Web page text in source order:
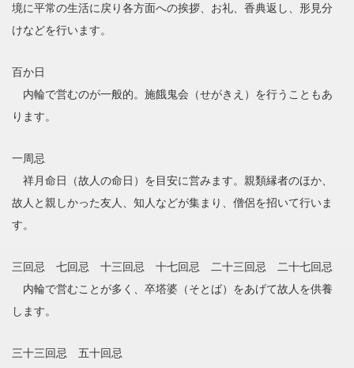
境に平常の生活に戻り各方面への挨拶、お礼、香典返し、形見分
けなどを行います。
百か日
内輪で営むのが一般的。施餓鬼会（せがきえ）を行うこともあ
ります。
一周忌
祥月命日（故人の命日）を目安に営みます。親類縁者のほか、
故人と親しかった友人、知人などが集まり、僧侶を招いて行いま
す。
三回忌 七回忌 十三回忌 十七回忌 二十三回忌 二十七回忌
内輪で営むことが多く、卒塔婆（そとば）をあげて故人を供養
します。
三十三回忌 五十回忌